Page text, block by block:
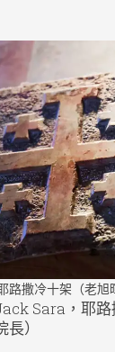
路撒冷十架（老旭
Sara，耶路
）